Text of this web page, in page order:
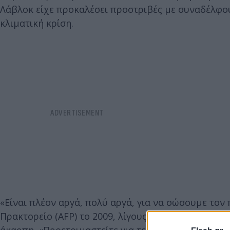
Λάβλοκ είχε προκαλέσει προστριβές με
κλιματική κρίση.
«Είναι πλέον αργά, πολύ αργά, για να σώσουμε τον
Πρακτορείο (AFP) το 2009, λίγους μήνες πριν από